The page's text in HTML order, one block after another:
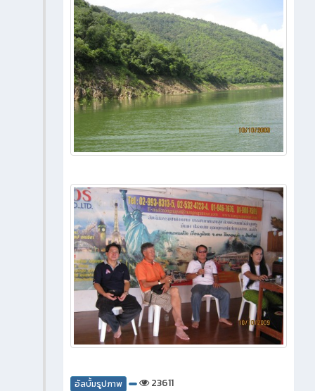
อัลบั้มรูปภาพ 23611